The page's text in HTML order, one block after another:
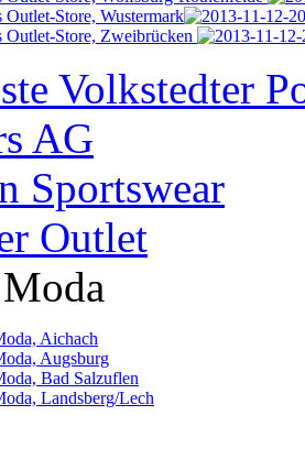
Outlet-Store, Wustermark
Outlet-Store, Zweibrücken
Volkstedter
AG
Sportswear
Outlet
Aichach
Augsburg
Bad Salzuflen
Landsberg/Lech